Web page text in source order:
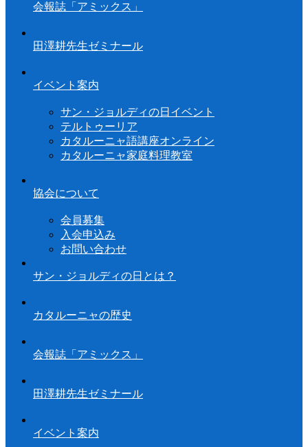
会報誌「アミックス」
田澤耕先生ゼミナール
イベント案内
サン・ジョルディの日イベント
テルトゥーリア
カタルーニャ語講座オンライン
カタルーニャ家庭料理教室
協会について
会員募集
入会申込み
お問い合わせ
サン・ジョルディの日とは？
カタルーニャの歴史
会報誌「アミックス」
田澤耕先生ゼミナール
イベント案内